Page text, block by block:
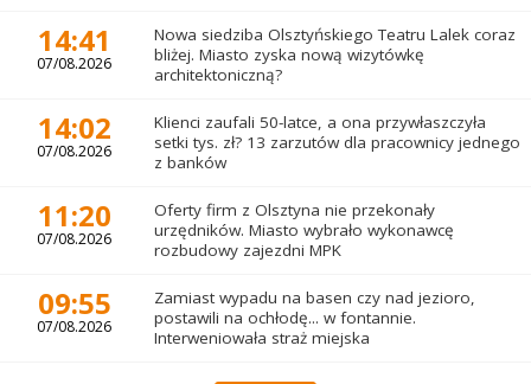
14:41
07/08.2026
Nowa siedziba Olsztyńskiego Teatru Lalek coraz
bliżej. Miasto zyska nową wizytówkę
architektoniczną?
14:02
07/08.2026
Klienci zaufali 50-latce, a ona przywłaszczyła
setki tys. zł? 13 zarzutów dla pracownicy jednego
z banków
11:20
07/08.2026
Oferty firm z Olsztyna nie przekonały
urzędników. Miasto wybrało wykonawcę
rozbudowy zajezdni MPK
09:55
07/08.2026
Zamiast wypadu na basen czy nad jezioro,
postawili na ochłodę... w fontannie.
Interweniowała straż miejska